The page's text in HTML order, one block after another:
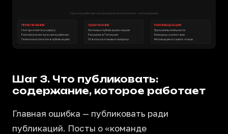
Соцсети работают на каждом этапе этого пути — но по-разному
ПРИВЛЕЧЕНИЕ
Геотаргетинг по радиусу
Реклама по интересам и районам
Геометки и отметки в публикациях
УДЕРЖАНИЕ
Полезные публикации и акции
Рассылки в Телеграм
Ответы на отзывы и вопросы
РЕКОМЕНДАЦИИ
Программы лояльности
Конкурсы с репостами
Мотивация оставить отзыв
Шаг 3. Что публиковать:
содержание, которое работает
Главная ошибка — публиковать ради
публикаций. Посты о «команде